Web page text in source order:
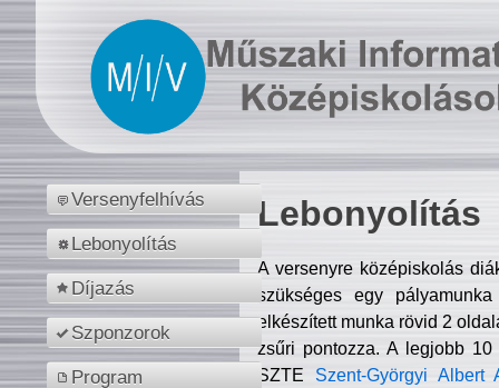
Versenyfelhívás
Lebonyolítás
Díjazás
Szponzorok
Program
Lebonyolítás
A versenyre középiskolás
szükséges egy
elkészített munka rövid 2
zsűri pontozza. A legjobb
SZTE Szent-Györgyi Albert